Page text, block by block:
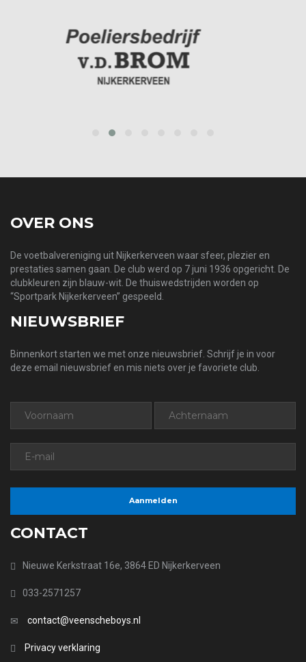
OVER ONS
De voetbalvereniging uit Nijkerkerveen waar sfeer, plezier en
prestaties samen gaan. De club werd op 7 juni 1936 opgericht. De
clubkleuren zijn blauw-wit. De thuiswedstrijden worden op
“Sportpark Nijkerkerveen” gespeeld.
NIEUWSBRIEF
Binnenkort starten we met onze nieuwsbrief. Schrijf je in voor
deze email nieuwsbrief en mis niets over je favoriete club.
CONTACT
Nieuwe Kerkstraat 16e, 3864 ED Nijkerkerveen
033-2571257
contact@veenscheboys.nl
Privacy verklaring